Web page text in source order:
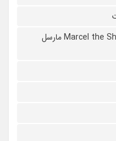
دانلود فیلم Marcel the Shell with Shoes On 2021 مارسل